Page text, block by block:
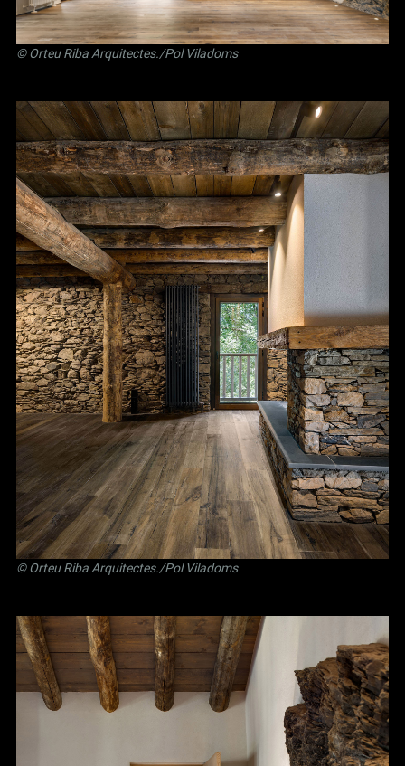
©Orteu Riba Arquitectes./Pol Viladoms
©Orteu Riba Arquitectes./Pol Viladoms